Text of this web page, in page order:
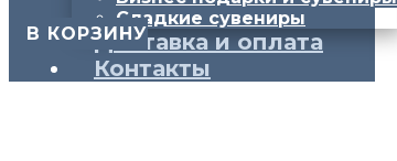
Сладкие сувениры
Доставка и оплата
Контакты
​ В КОРЗИНУ